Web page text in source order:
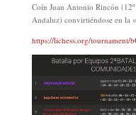
Coín Juan Antonio Rincón
Andaluz) convirtiéndose en la
https://lichess.org/tournament/